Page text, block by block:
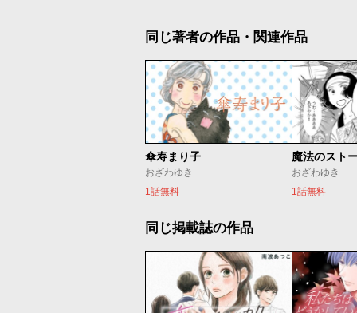
同じ著者の作品・関連作品
傘寿まり子
おざわゆき
1話無料
魔法のスト
おざわゆき
1話無料
同じ掲載誌の作品